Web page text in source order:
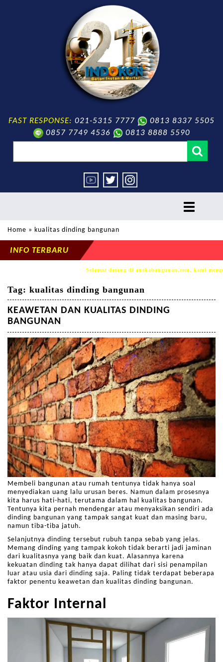
FAST RESPONSE: 021-5315 7777
0813 8337 5505
0857 7749 4536
0813 8888 5590
toggle
Home » kualitas dinding bangunan
INFO TERBARU
Selamat datang di anekabangunan.com, kami
Tag: kualitas dinding bangunan
KEAWETAN DAN KUALITAS DINDING
BANGUNAN
Membeli bangunan atau rumah tentunya tidak hanya soal
menyediakan uang lalu urusan beres. Namun dalam prosesnya
kita harus hati-hati, terutama dalam hal kualitas bangunan.
Tentunya kita pernah mendengar atau menyaksikan sendiri ada
dinding bangunan yang tampak sangat kuat dan masing baru,
namun tiba-tiba jatuh.
Selanjutnya dinding tersebut rubuh tanpa sebab yang jelas.
Memang dinding yang tampak kokoh tidak berarti jadi jaminan
dari kualitasnya yang baik dan kuat. Alasannya karena
kekuatan dinding tak hanya dapat dilihat dari sisi penampilan
luar atau usia dari dinding saja. Paling tidak terdapat beberapa
faktor penentu keawetan dan kualitas dinding bangunan.
Faktor Internal